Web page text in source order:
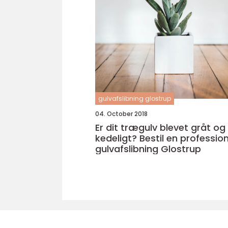
gulvafslibning glostrup
04. October 2018
Er dit trægulv blevet gråt og
kedeligt? Bestil en
gulvafslibning Glostrup